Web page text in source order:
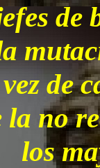
de
la no
los